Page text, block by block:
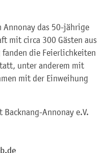
Annonay das 50-jährige
mit circa 300 Gästen aus
die Feierlichkeiten
unter anderem mit
mit der Einweihung
Annonay e.V.